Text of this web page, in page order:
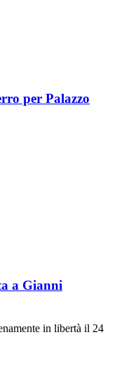
per Palazzo
a Gianni
in libertà il 24